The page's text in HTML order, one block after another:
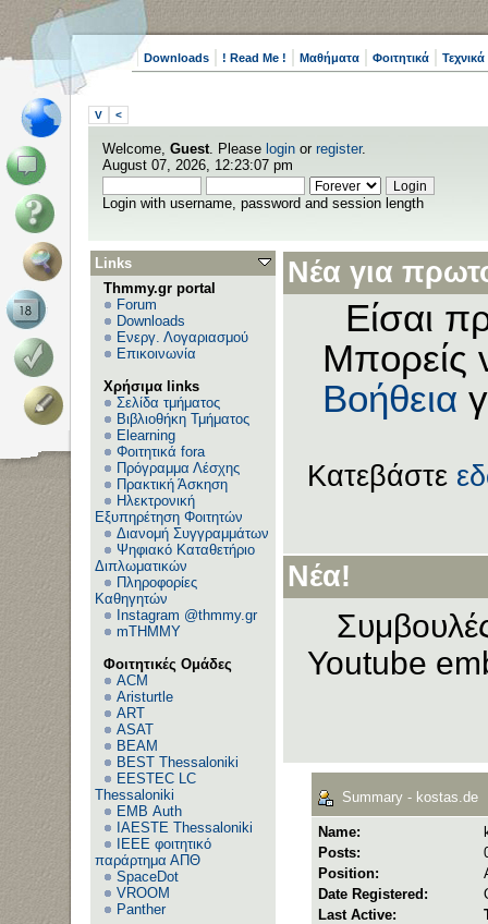
Downloads ! Read Me ! Μαθήματα Φοιτητικά
V <
Welcome, Guest. Please login or register.
August 07, 2026, 12:23:07 pm
Login with username, password and session length
Links
Thmmy.gr portal
Forum
Downloads
Ενεργ. Λογαριασμού
Επικοινωνία
Χρήσιμα links
Σελίδα τμήματος
Βιβλιοθήκη Τμήματος
Elearning
Φοιτητικά fora
Πρόγραμμα Λέσχης
Πρακτική Άσκηση
Ηλεκτρονική
Εξυπηρέτηση Φοιτητών
Διανομή Συγγραμμάτων
Ψηφιακό Καταθετήριο
Διπλωματικών
Πληροφορίες
Καθηγητών
Instagram @thmmy.gr
mTHMMY
Φοιτητικές Ομάδες
ACM
Aristurtle
ART
ASAT
BEAM
BEST Thessaloniki
EESTEC LC
Thessaloniki
EΜΒ Auth
IAESTE Thessaloniki
IEEE φοιτητικό
παράρτημα ΑΠΘ
SpaceDot
VROOM
Panther
Νέα για
Είσαι
Μπορείς
Βοήθεια
Κατεβάστε
Νέα!
Youtube
Summary - kostas.de
Name:
Posts:
Position:
Date Registered:
Last Active: